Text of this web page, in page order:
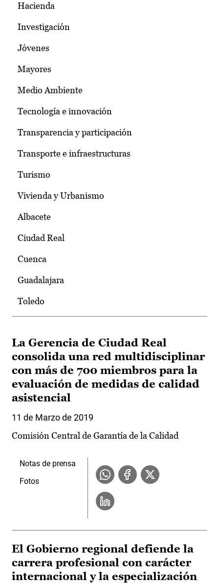
Hacienda
Investigación
Jóvenes
Mayores
Medio Ambiente
Tecnología e innovación
Transparencia y participación
Transporte e infraestructuras
Turismo
Vivienda y Urbanismo
Albacete
Ciudad Real
Cuenca
Guadalajara
Toledo
La Gerencia de Ciudad Real
consolida una red multidisciplinar
con más de 700 miembros para la
evaluación de medidas de calidad
asistencial
11 de Marzo de 2019
Comisión Central de Garantía de la Calidad
Notas de prensa
Fotos
El Gobierno regional defiende la
carrera profesional con carácter
internacional y la especialización